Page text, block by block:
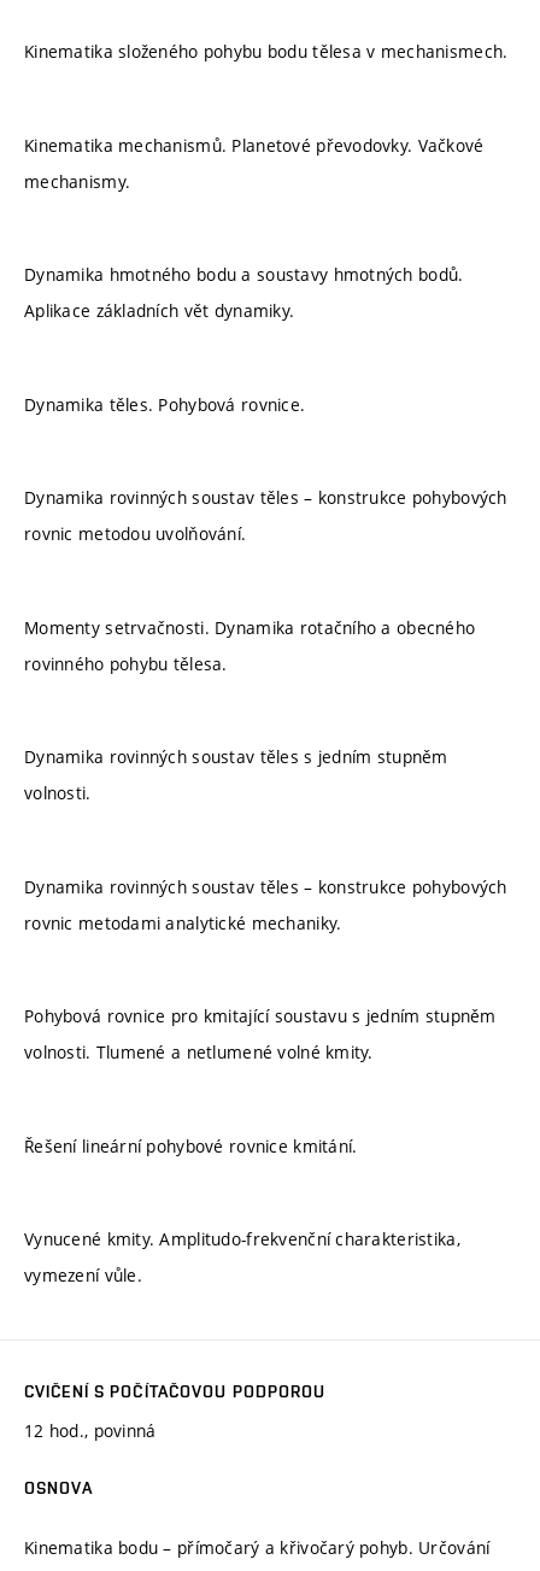
Kinematika složeného pohybu bodu tělesa v mechanismech.
Kinematika mechanismů. Planetové převodovky. Vačkové
mechanismy.
Dynamika hmotného bodu a soustavy hmotných bodů.
Aplikace základních vět dynamiky.
Dynamika těles. Pohybová rovnice.
Dynamika rovinných soustav těles – konstrukce pohybových
rovnic metodou uvolňování.
Momenty setrvačnosti. Dynamika rotačního a obecného
rovinného pohybu tělesa.
Dynamika rovinných soustav těles s jedním stupněm
volnosti.
Dynamika rovinných soustav těles – konstrukce pohybových
rovnic metodami analytické mechaniky.
Pohybová rovnice pro kmitající soustavu s jedním stupněm
volnosti. Tlumené a netlumené volné kmity.
Řešení lineární pohybové rovnice kmitání.
Vynucené kmity. Amplitudo-frekvenční charakteristika,
vymezení vůle.
CVIČENÍ S POČÍTAČOVOU PODPOROU
12 hod., povinná
OSNOVA
Kinematika bodu – přímočarý a křivočarý pohyb. Určování